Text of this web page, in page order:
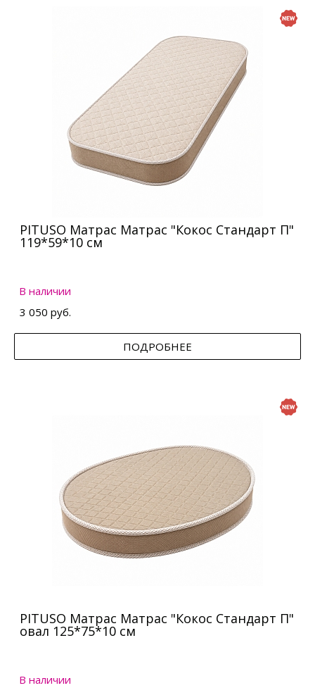
PITUSO Матрас Матрас "Кокос Стандарт П"
119*59*10 см
В наличии
3 050 руб.
ПОДРОБНЕЕ
PITUSO Матрас Матрас "Кокос Стандарт П"
овал 125*75*10 см
В наличии